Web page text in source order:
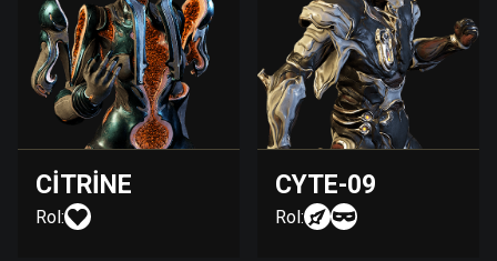
CITRINE
Rol:
CYTE-09
Rol: